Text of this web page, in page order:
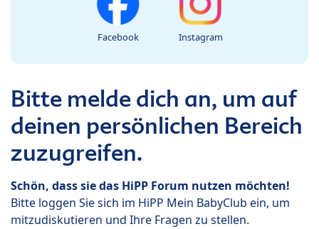
Facebook Instagram
Bitte melde dich an, um auf
deinen persönlichen Bereich
zuzugreifen.
Schön, dass sie das HiPP Forum nutzen möchten!
Bitte loggen Sie sich im HiPP Mein BabyClub ein, um
mitzudiskutieren und Ihre Fragen zu stellen.